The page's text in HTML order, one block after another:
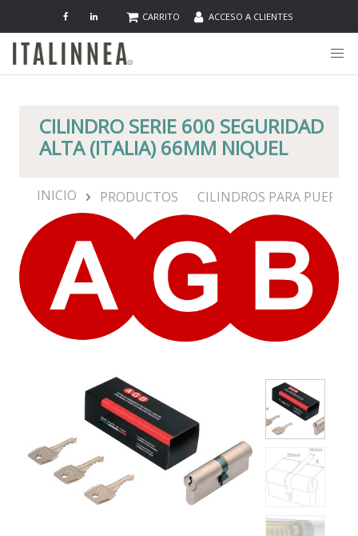
CARRITO ACCESO A CLIENTES
CILINDRO SERIE 600 SEGURIDAD
ALTA (ITALIA) 66MM NIQUEL
INICIO PRODUCTOS CILINDROS PARA